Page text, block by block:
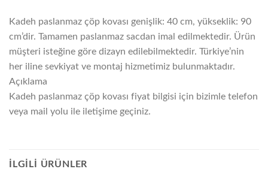
Kadeh paslanmaz çöp kovası genişlik: 40 cm, yükseklik: 90
cm’dir. Tamamen paslanmaz sacdan imal edilmektedir. Ürün
müşteri isteğine göre dizayn edilebilmektedir. Türkiye’nin
her iline sevkiyat ve montaj hizmetimiz bulunmaktadır.
Açıklama
Kadeh paslanmaz çöp kovası fiyat bilgisi için bizimle telefon
veya mail yolu ile iletişime geçiniz.
İLGILI ÜRÜNLER